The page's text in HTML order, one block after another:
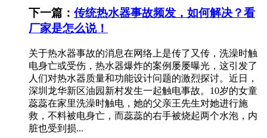
下一篇： 传统热水器事故频发，如何解决？看
厂家是怎么说！
关于热水器事故的消息在网络上是传了又传，洗澡时触
电身亡或受伤，热水器爆炸的案例屡屡曝光，这引发了
人们对热水器质量和功能设计问题的激烈探讨。近日，
深圳龙华新区油园新村发生一起触电事故。10岁的女童
蕊蕊在家里洗澡时触电，她的父亲王先生对她进行施
救，不料被电身亡，而蕊蕊的右手被烧起两个水泡，内
脏也受到损...